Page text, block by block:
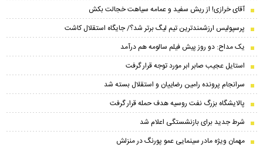
آقای خرازی! از ریش سفید و عمامه سیاهت خجالت بکش
پرسپولیس ارزشمندترین تیم لیگ برتر شد؟/ جایگاه استقلال کاشت
یک مداح: دو روز پیش فیلم سالومه هم درآمد
استایل عجیب صابر ابر مورد توجه قرار گرفت
سرانجام پرونده رامین رضاییان و استقلال بسته شد
پالایشگاه بزرگ نفت روسیه هدف حمله قرار گرفت
شرط جدید برای بازنشستگی اعلام شد
مهمان ویژه مادر سینمایی عمو پورنگ در منزلش